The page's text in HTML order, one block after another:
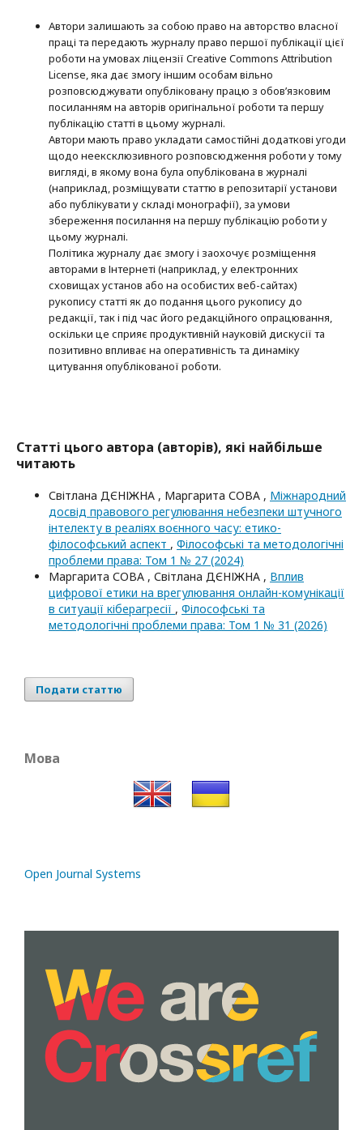
Автори залишають за собою право на авторство власної
праці та передають журналу право першої публікації цієї
роботи на умовах ліцензії Creative Commons Attribution
License, яка дає змогу іншим особам вільно
розповсюджувати опубліковану працю з обов’язковим
посиланням на авторів оригінальної роботи та першу
публікацію статті в цьому журналі.
Автори мають право укладати самостійні додаткові угоди
щодо неексклюзивного розповсюдження роботи у тому
вигляді, в якому вона була опублікована в журналі
(наприклад, розміщувати статтю в репозитарії установи
або публікувати у складі монографії), за умови
збереження посилання на першу публікацію роботи у
цьому журналі.
Політика журналу дає змогу і заохочує розміщення
авторами в Інтернеті (наприклад, у електронних
сховищах установ або на особистих веб-сайтах)
рукопису статті як до подання цього рукопису до
редакції, так і під час його редакційного опрацювання,
оскільки це сприяє продуктивній науковій дискусії та
позитивно впливає на оперативність та динаміку
цитування опублікованої роботи.
Статті цього автора (авторів), які найбільше
читають
Світлана ДЄНІЖНА , Маргарита СОВА , Міжнародний
досвід правового регулювання небезпеки штучного
інтелекту в реаліях воєнного часу: етико-
філософський аспект , Філософські та методологічні
проблеми права: Том 1 № 27 (2024)
Маргарита СОВА , Світлана ДЄНІЖНА , Вплив
цифрової етики на врегулювання онлайн-комунікації
в ситуації кіберагресії , Філософські та
методологічні проблеми права: Том 1 № 31 (2026)
Подати статтю
Мова
Open Journal Systems